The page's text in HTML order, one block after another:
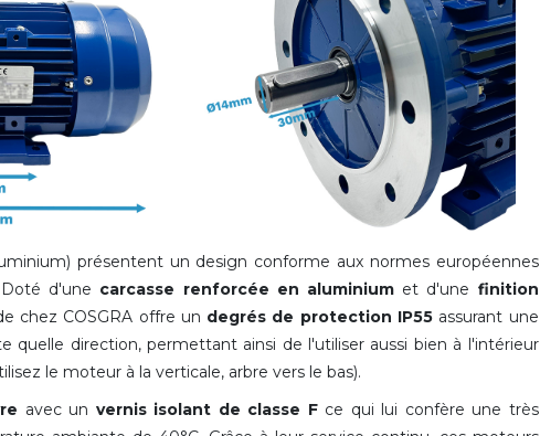
présentent un design conforme aux normes européennes
d'une carcasse renforcée en aluminium et d'une finition
chez COSGRA offre un degrés de protection IP55 assurant une
direction, permettant ainsi de l'utiliser aussi bien à l'intérieur
le moteur à la verticale, arbre vers le bas).
avec un vernis isolant de classe Fce qui lui confère une très